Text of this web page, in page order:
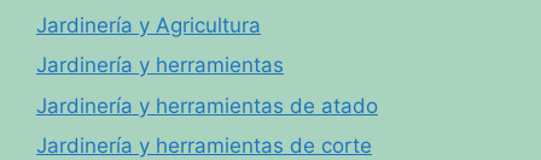
Jardinería y Agricultura
Jardinería y herramientas
Jardinería y herramientas de atado
Jardinería y herramientas de corte